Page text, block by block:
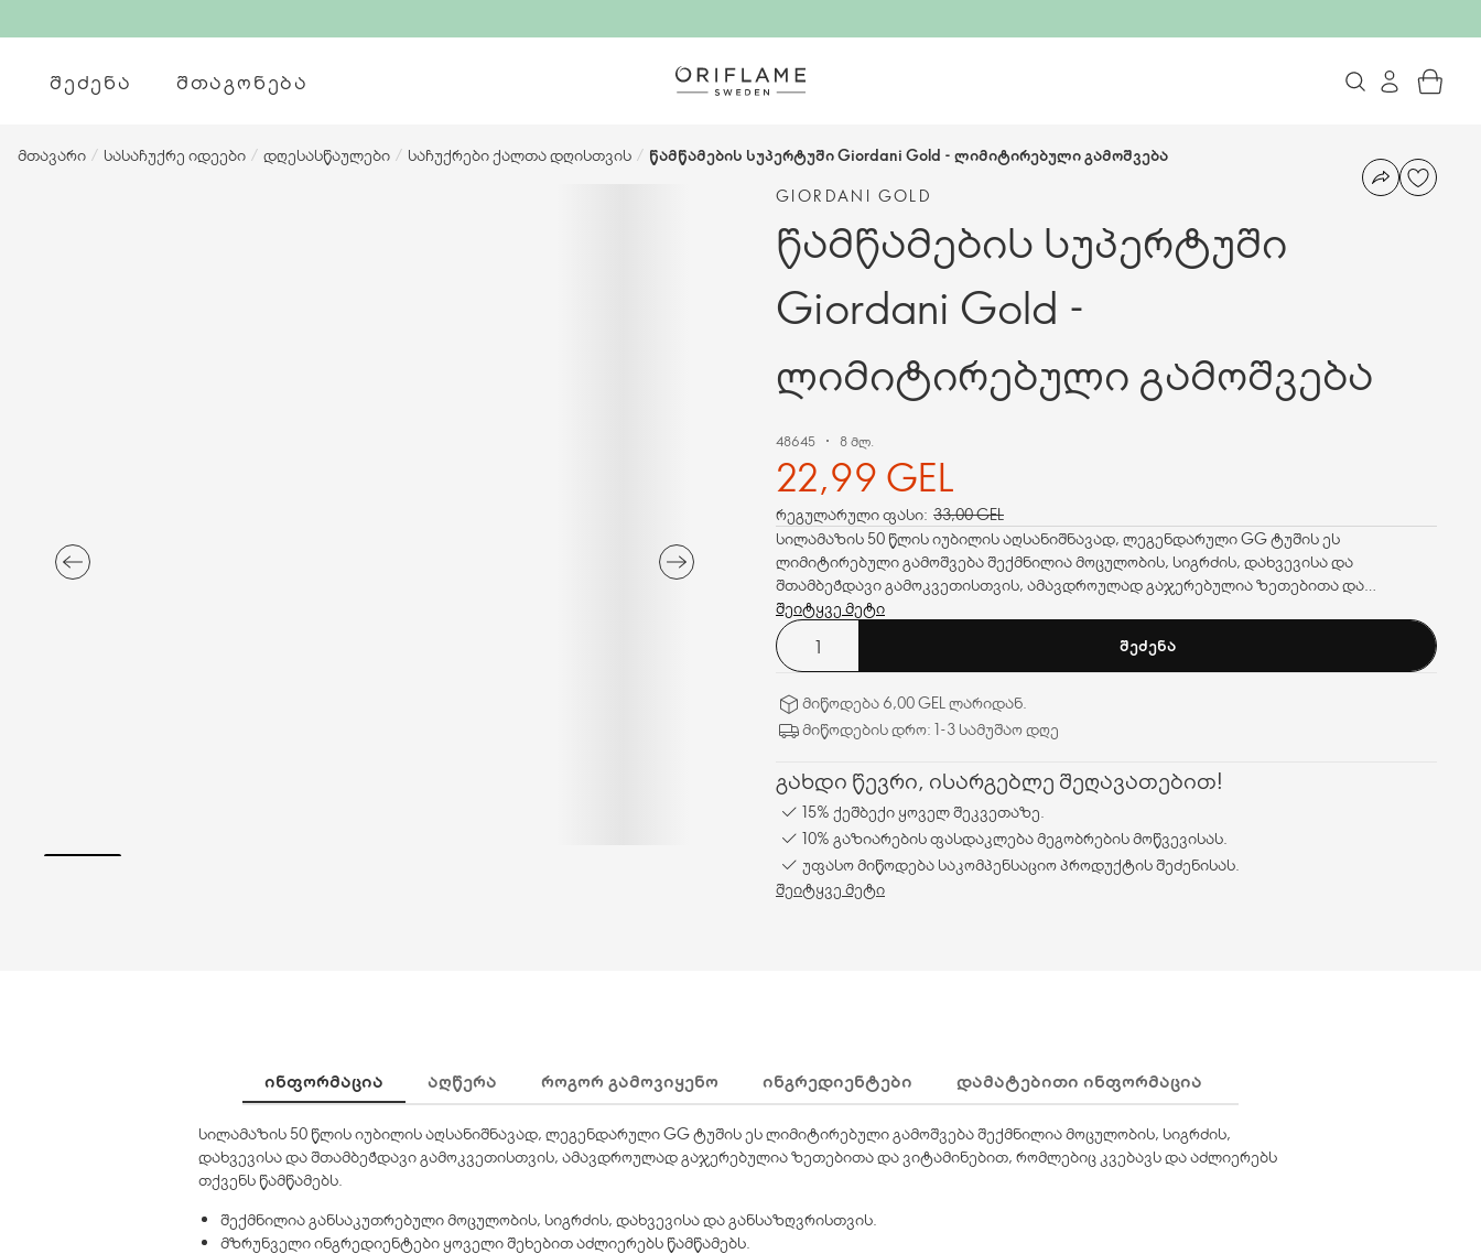
ᲨᲔᲫᲔᲜᲐ ᲨᲗᲐᲒᲝᲜᲔᲑᲐ
მთავარი / სასაჩუქრე იდეები / დღესასწაულები / საჩუქრები ქალთა დღისთვის / წამწამების სუპერტუში Giordani Gold - ლიმიტირებული გამოშვება
GIORDANI GOLD
წამწამების სუპერტუში
Giordani Gold -
ლიმიტირებული გამოშვება
48645 8 მლ.
22,99 GEL
რეგულარული ფასი: 33,00 GEL
სილამაზის 50 წლის იუბილის აღსანიშნავად, ლეგენდარული GG ტუშის ეს
ლიმიტირებული გამოშვება შექმნილია მოცულობის, სიგრძის, დახვევისა და
შთამბეჭდავი გამოკვეთისთვის, ამავდროულად გაჯერებულია ზეთებითა და
ვიტამინებით, რომლებიც კვებავს და აძლიერებს თქვენს წამწამებს.
შეიტყვე მეტი
ᲨᲔᲫᲔᲜᲐ
მიწოდება 6,00 GEL ლარიდან.
მიწოდების დრო: 1-3 სამუშაო დღე
გახდი წევრი, ისარგებლე შეღავათებით!
15% ქეშბექი ყოველ შეკვეთაზე.
10% გაზიარების ფასდაკლება მეგობრების მოწვევისას.
უფასო მიწოდება საკომპენსაციო პროდუქტის შეძენისას.
შეიტყვე მეტი
ᲘᲜᲤᲝᲠᲛᲐᲪᲘᲐ ᲐᲦᲬᲔᲠᲐ ᲠᲝᲒᲝᲠ ᲒᲐᲛᲝᲕᲘᲧᲔᲜᲝ ᲘᲜᲒᲠᲔᲓᲘᲔᲜᲢᲔᲑᲘ ᲓᲐᲛᲐᲢᲔᲑᲘᲗᲘ ᲘᲜᲤᲝᲠᲛᲐᲪᲘᲐ
სილამაზის 50 წლის იუბილის აღსანიშნავად, ლეგენდარული GG ტუშის ეს ლიმიტირებული გამოშვება შექმნილია მოცულობის, სიგრძის,
დახვევისა და შთამბეჭდავი გამოკვეთისთვის, ამავდროულად გაჯერებულია ზეთებითა და ვიტამინებით, რომლებიც კვებავს და აძლიერებს
თქვენს წამწამებს.
შექმნილია განსაკუთრებული მოცულობის, სიგრძის, დახვევისა და განსაზღვრისთვის.
მზრუნველი ინგრედიენტები ყოველი შეხებით აძლიერებს წამწამებს.